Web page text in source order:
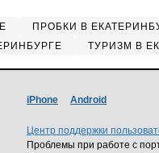
ПРОБКИ В
ТУРИЗМ В
iPhone Android
Центр поддержки
Проблемы при работе с